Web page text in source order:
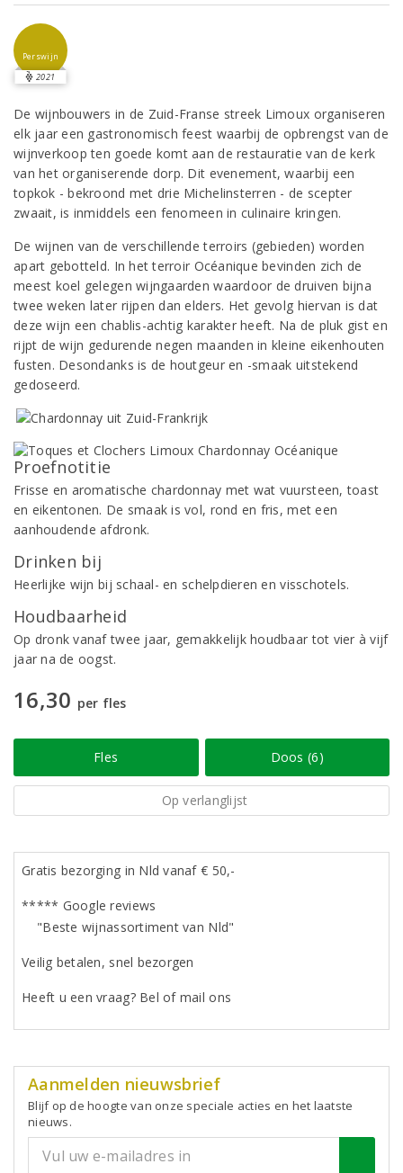
Perswijn
2021
De wijnbouwers in de Zuid-Franse streek Limoux organiseren
elk jaar een gastronomisch feest waarbij de opbrengst van de
wijnverkoop ten goede komt aan de restauratie van de kerk
van het organiserende dorp. Dit evenement, waarbij een
topkok - bekroond met drie Michelinsterren - de scepter
zwaait, is inmiddels een fenomeen in culinaire kringen.
De wijnen van de verschillende terroirs (gebieden) worden
apart gebotteld. In het terroir Océanique bevinden zich de
meest koel gelegen wijngaarden waardoor de druiven bijna
twee weken later rijpen dan elders. Het gevolg hiervan is dat
deze wijn een chablis-achtig karakter heeft. Na de pluk gist en
rijpt de wijn gedurende negen maanden in kleine eikenhouten
fusten. Desondanks is de houtgeur en -smaak uitstekend
gedoseerd.
Proefnotitie
Frisse en aromatische chardonnay met wat vuursteen, toast
en eikentonen. De smaak is vol, rond en fris, met een
aanhoudende afdronk.
Drinken bij
Heerlijke wijn bij schaal- en schelpdieren en visschotels.
Houdbaarheid
Op dronk vanaf twee jaar, gemakkelijk houdbaar tot vier à vijf
jaar na de oogst.
16,30 per fles
Fles Doos (6)
Op verlanglijst
Gratis bezorging in Nld vanaf € 50,-
***** Google reviews
"Beste wijnassortiment van Nld"
Veilig betalen, snel bezorgen
Heeft u een vraag? Bel of mail ons
Aanmelden nieuwsbrief
Blijf op de hoogte van onze speciale acties en het laatste
nieuws.